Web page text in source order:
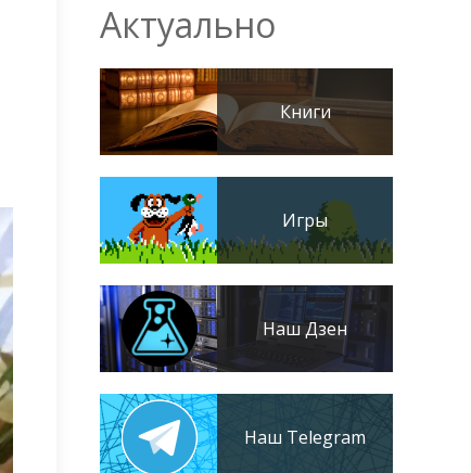
Актуально
Книги
Игры
Наш Дзен
Наш Telegram